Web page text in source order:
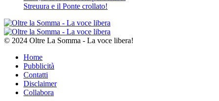
Streuura e il Ponte crollato!
© 2024 Oltre La Somma - La voce libera!
Home
Pubblicità
Contatti
Disclaimer
Collabora